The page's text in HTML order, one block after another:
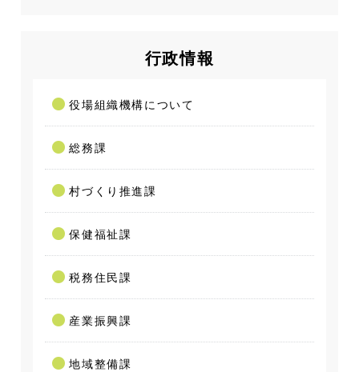
行政情報
役場組織機構について
総務課
村づくり推進課
保健福祉課
税務住民課
産業振興課
地域整備課